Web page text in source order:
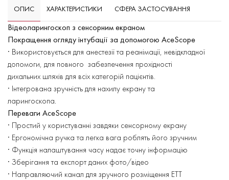
ОПИС ХАРАКТЕРИСТИКИ СФЕРА ЗАСТОСУВАННЯ
Відеоларингоскоп з сенсорним екраном
Покращення огляду інтубації за допомогою AceScope
· Використовується для анестезії та реанімації, невідкладної
допомоги, для повного забезпечення прохідності
дихальних шляхів для всіх категорій пацієнтів.
· Інтегрована зручність для нахилу екрану та
ларингоскопа.
Переваги AceScope
· Простий у користуванні завдяки сенсорному екрану
· Ергономічна ручка та легка вага роблять його зручним
· Функція налаштування часу надає точну інформацію
· Зберігання та експорт даних фото/відео
· Направляючий канал для зручного розміщення ЕТТ